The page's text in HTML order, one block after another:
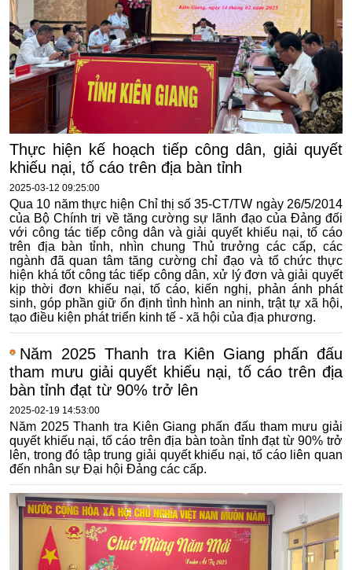
Thực hiện kế hoạch tiếp công dân, giải quyết
khiếu nại, tố cáo trên địa bàn tỉnh
2025-03-12 09:25:00
Qua 10 năm thực hiện Chỉ thị số 35-CT/TW ngày 26/5/2014
của Bộ Chính trị về tăng cường sự lãnh đạo của Đảng đối
với công tác tiếp công dân và giải quyết khiếu nại, tố cáo
trên địa bàn tỉnh, nhìn chung Thủ trưởng các cấp, các
ngành đã quan tâm tăng cường chỉ đạo và tổ chức thực
hiện khá tốt công tác tiếp công dân, xử lý đơn và giải quyết
kịp thời đơn khiếu nại, tố cáo, kiến nghị, phản ánh phát
sinh, góp phần giữ ổn định tình hình an ninh, trật tự xã hội,
tạo điều kiện phát triển kinh tế - xã hội của địa phương.
Năm 2025 Thanh tra Kiên Giang phấn đấu
tham mưu giải quyết khiếu nại, tố cáo trên địa
bàn tỉnh đạt từ 90% trở lên
2025-02-19 14:53:00
Năm 2025 Thanh tra Kiên Giang phấn đấu tham mưu giải
quyết khiếu nại, tố cáo trên địa bàn toàn tỉnh đạt từ 90% trở
lên, trong đó tập trung giải quyết khiếu nại, tố cáo liên quan
đến nhân sự Đại hội Đảng các cấp.